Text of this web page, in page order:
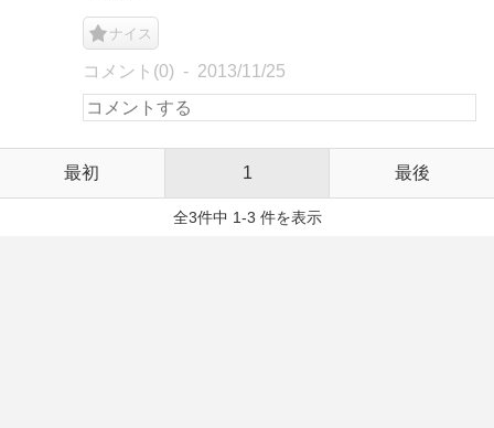
ナイス
コメント(0) 2013/11/25
最初 1 最後
全3件中 1-3 件を表示